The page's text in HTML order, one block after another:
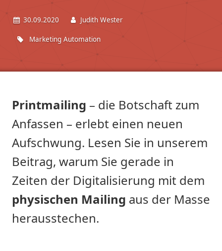
30.09.2020 Judith Wester
Marketing Automation
Printmailing – die Botschaft zum
Anfassen – erlebt einen neuen
Aufschwung. Lesen Sie in unserem
Beitrag, warum Sie gerade in
Zeiten der Digitalisierung mit dem
physischen Mailing aus der Masse
herausstechen.